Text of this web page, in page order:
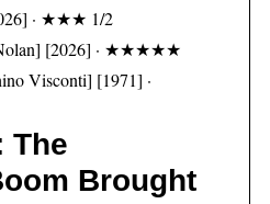
· ★★★ 1/2
Nolan] [2026] · ★★★★★
Visconti] [1971] ·
The
Brought